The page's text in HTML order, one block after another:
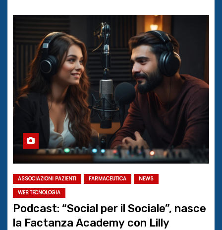
ASSOCIAZIONI PAZIENTI FARMACEUTICA
NEWS
WEB TECNOLOGIA
Podcast: “Social per il Sociale”, nasce
la Factanza Academy con Lilly